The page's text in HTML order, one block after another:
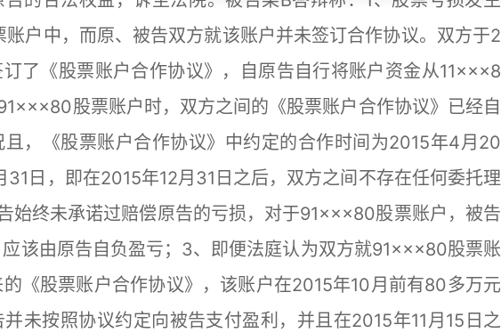
户中，而原、被告双方就该账户并未签订合作协议。双方于2
了《股票账户合作协议》，自原告自行将账户资金从11×××8
股票账户时，双方之间的《股票账户合作协议》已经自
且，《股票账户合作协议》中约定的合作时间为2015年4月20
31日，即在2015年12月31日之后，双方之间不存在任何委托理
始终未承诺过赔偿原告的亏损，对于91×××80股票账户，被告
该由原告自负盈亏；3、即便法庭认为双方就91×××80股票账
《股票账户合作协议》，该账户在2015年10月前有80多万元
未按照协议约定向被告支付盈利，并且在2015年11月15日之